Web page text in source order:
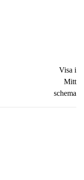
Visa i
Mitt
schema